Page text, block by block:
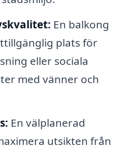
En balkong
plats för
eller sociala
med vänner och
En välplanerad
utsikten från